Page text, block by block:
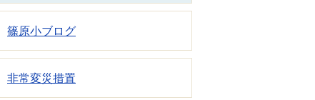
篠原小ブログ
非常変災措置